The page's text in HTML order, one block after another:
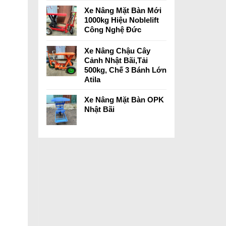
Xe Nâng Mặt Bàn Mới
1000kg Hiệu Noblelift
Công Nghệ Đức
Xe Nâng Chậu Cây
Cảnh Nhật Bãi,Tải
500kg, Chế 3 Bánh Lớn
Atila
Xe Nâng Mặt Bàn OPK
Nhật Bãi